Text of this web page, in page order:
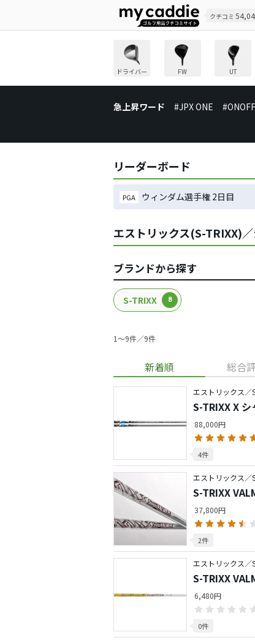
クチコミ
ドライバー FW UT
急上昇ワード #JPX ONE
リーダーボード
PGA ウィンダム選手権 2日目
エストリックス(S-TRIXX)
ブランドから探す
S-TRIXX 8
1〜9件／9件
新着順 総合
エストリックス／
S-TRIXX X シ
88,000円
4件
エストリックス／
S-TRIXX
37,800円
2件
エストリックス／
S-TRIXX
6,480円
0件